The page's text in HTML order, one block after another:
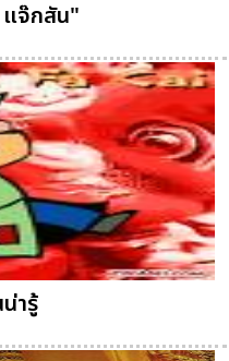
แจ๊กสัน"
ารู้